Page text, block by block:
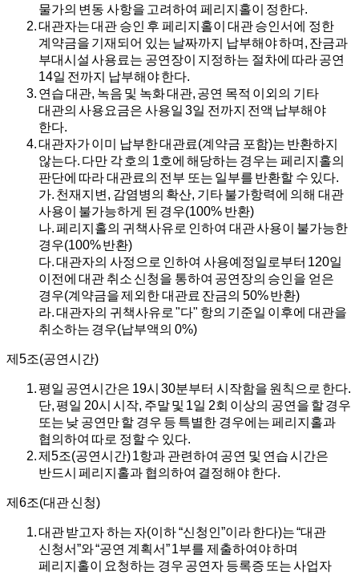
물가의 변동 사항을 고려하여 페리지홀이 정한다.
대관자는 대관 승인 후 페리지홀이 대관 승인서에 정한
계약금을 기재되어 있는 날짜까지 납부해야 하며, 잔금과
부대시설 사용료는 공연장이 지정하는 절차에 따라 공연
14일 전까지 납부해야 한다.
연습 대관, 녹음 및 녹화 대관, 공연 목적 이외의 기타
대관의 사용요금은 사용일 3일 전까지 전액 납부해야
한다.
대관자가 이미 납부한 대관료(계약금 포함)는 반환하지
않는다. 다만 각 호의 1호에 해당하는 경우는 페리지홀의
판단에 따라 대관료의 전부 또는 일부를 반환할 수 있다.
가. 천재지변, 감염병의 확산, 기타 불가항력에 의해 대관
사용이 불가능하게 된 경우(100% 반환)
나.페리지홀의 귀책사유로 인하여 대관 사용이 불가능한
경우(100% 반환)
다.대관자의 사정으로 인하여 사용예정일로부터 120일
이전에 대관 취소 신청을 통하여 공연장의 승인을 얻은
경우(계약금을 제외한 대관료 잔금의 50% 반환)
라.대관자의 귀책사유로 "다" 항의 기준일 이후에 대관을
취소하는 경우(납부액의 0%)
제5조(공연시간)
평일 공연시간은 19시 30분부터 시작함을 원칙으로 한다.
단, 평일 20시 시작, 주말 및 1일 2회 이상의 공연을 할 경우
또는 낮 공연만 할 경우 등 특별한 경우에는 페리지홀과
협의하여 따로 정할 수 있다.
제5조(공연시간) 1항과 관련하여 공연 및 연습 시간은
반드시 페리지홀과 협의하여 결정해야 한다.
제6조(대관 신청)
대관 받고자 하는 자(이하 “신청인”이라 한다)는 “대관
신청서”와 “공연 계획서” 1부를 제출하여야 하며
페리지홀이 요청하는 경우 공연자 등록증 또는 사업자